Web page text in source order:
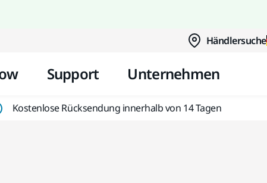
Händlersuche
Support Unternehmen
Kostenlose Rücksendung innerhalb von 14 Tagen